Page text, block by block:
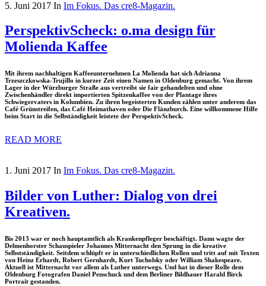
5. Juni 2017 In Im Fokus. Das cre8-Magazin.
PerspektivScheck: o.ma design für
Molienda Kaffee
Mit ihrem nachhaltigen Kaffeeunternehmen La Molienda hat sich Adrianna
Trzeszczkowska-Trujillo in kurzer Zeit einen Namen in Oldenburg gemacht. Von ihrem
Lager in der Würzburger Straße aus vertreibt sie fair gehandelten und ohne
Zwischenhändler direkt importierten Spitzenkaffee von der Plantage ihres
Schwiegervaters in Kolumbien. Zu ihren begeisterten Kunden zählen unter anderem das
Café Grünstreifen, das Café Heimathaven oder Die Flänzburch. Eine willkommene Hilfe
beim Start in die Selbständigkeit leistete der PerspektivScheck.
READ MORE
1. Juni 2017 In Im Fokus. Das cre8-Magazin.
Bilder von Luther: Dialog von drei
Kreativen.
Bis 2013 war er noch hauptamtlich als Krankenpfleger beschäftigt. Dann wagte der
Delmenhorster Schauspieler Johannes Mitternacht den Sprung in die kreative
Selbstständigkeit. Seitdem schlüpft er in unterschiedlichen Rollen und tritt auf mit Texten
von Heinz Erhardt, Robert Gernhardt, Kurt Tucholsky oder William Shakespeare.
Aktuell ist Mitternacht vor allem als Luther unterwegs. Und hat in dieser Rolle dem
Oldenburg Fotografen Daniel Penschuck und dem Berliner Bildhauer Harald Birck
Portrait gestanden.